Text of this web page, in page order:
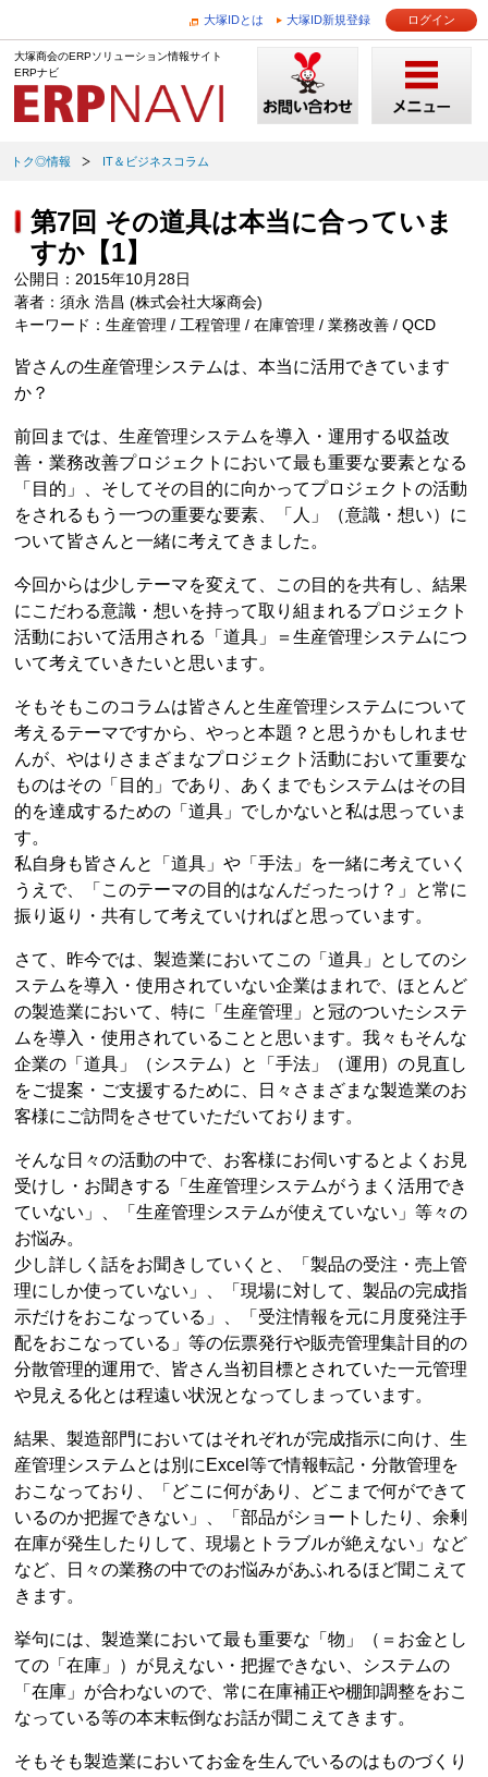
大塚IDとは 大塚ID新規登録 ログイン
大塚商会のERPソリューション情報サイト
ERPナビ
トク◎情報 IT＆ビジネスコラム
第7回 その道具は本当に合っていま
すか【1】
公開日：2015年10月28日
著者：須永 浩昌 (株式会社大塚商会)
キーワード：生産管理 / 工程管理 / 在庫管理 / 業務改善 / QCD
皆さんの生産管理システムは、本当に活用できています
か？
前回までは、生産管理システムを導入・運用する収益改
善・業務改善プロジェクトにおいて最も重要な要素となる
「目的」、そしてその目的に向かってプロジェクトの活動
をされるもう一つの重要な要素、「人」（意識・想い）に
ついて皆さんと一緒に考えてきました。
今回からは少しテーマを変えて、この目的を共有し、結果
にこだわる意識・想いを持って取り組まれるプロジェクト
活動において活用される「道具」＝生産管理システムにつ
いて考えていきたいと思います。
そもそもこのコラムは皆さんと生産管理システムについて
考えるテーマですから、やっと本題？と思うかもしれませ
んが、やはりさまざまなプロジェクト活動において重要な
ものはその「目的」であり、あくまでもシステムはその目
的を達成するための「道具」でしかないと私は思っていま
す。
私自身も皆さんと「道具」や「手法」を一緒に考えていく
うえで、「このテーマの目的はなんだったっけ？」と常に
振り返り・共有して考えていければと思っています。
さて、昨今では、製造業においてこの「道具」としてのシ
ステムを導入・使用されていない企業はまれで、ほとんど
の製造業において、特に「生産管理」と冠のついたシステ
ムを導入・使用されていることと思います。我々もそんな
企業の「道具」（システム）と「手法」（運用）の見直し
をご提案・ご支援するために、日々さまざまな製造業のお
客様にご訪問をさせていただいております。
そんな日々の活動の中で、お客様にお伺いするとよくお見
受けし・お聞きする「生産管理システムがうまく活用でき
ていない」、「生産管理システムが使えていない」等々の
お悩み。
少し詳しく話をお聞きしていくと、「製品の受注・売上管
理にしか使っていない」、「現場に対して、製品の完成指
示だけをおこなっている」、「受注情報を元に月度発注手
配をおこなっている」等の伝票発行や販売管理集計目的の
分散管理的運用で、皆さん当初目標とされていた一元管理
や見える化とは程遠い状況となってしまっています。
結果、製造部門においてはそれぞれが完成指示に向け、生
産管理システムとは別にExcel等で情報転記・分散管理を
おこなっており、「どこに何があり、どこまで何ができて
いるのか把握できない」、「部品がショートしたり、余剰
在庫が発生したりして、現場とトラブルが絶えない」など
など、日々の業務の中でのお悩みがあふれるほど聞こえて
きます。
挙句には、製造業において最も重要な「物」（＝お金とし
ての「在庫」）が見えない・把握できない、システムの
「在庫」が合わないので、常に在庫補正や棚卸調整をおこ
なっている等の本末転倒なお話が聞こえてきます。
そもそも製造業においてお金を生んでいるのはものづくり